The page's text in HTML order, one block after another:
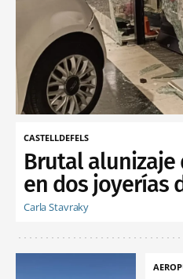
CASTELLDEFELS
Brutal alunizaje
en dos joyerías
Carla Stavraky